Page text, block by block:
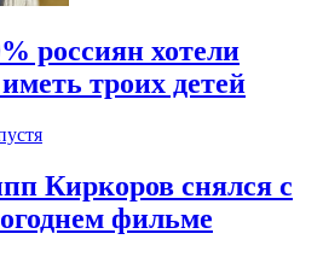
россиян хотели
троих детей
Киркоров снялся с
фильме